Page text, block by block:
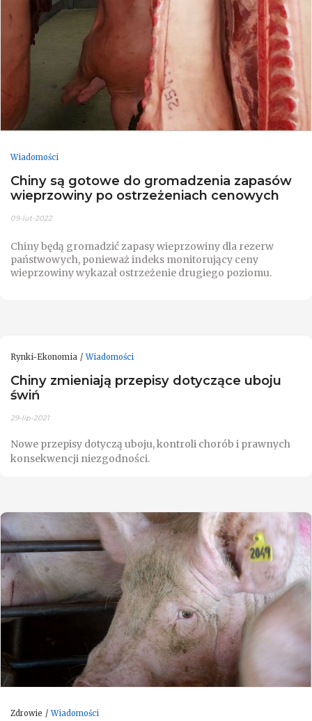
Wiadomości
Chiny są gotowe do gromadzenia zapasów
wieprzowiny po ostrzeżeniach cenowych
09-lut-2022
Chiny będą gromadzić zapasy wieprzowiny dla rezerw
państwowych, ponieważ indeks monitorujący ceny
wieprzowiny wykazał ostrzeżenie drugiego poziomu.
Rynki-Ekonomia Wiadomości
Chiny zmieniają przepisy dotyczące uboju
świń
29-lip-2021
Nowe przepisy dotyczą uboju, kontroli chorób i prawnych
konsekwencji niezgodności.
Zdrowie Wiadomości